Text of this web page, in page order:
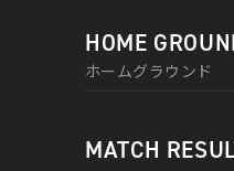
HOME
ホームグラウンド
MATCH